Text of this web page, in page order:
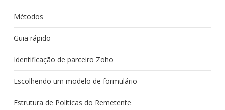
Métodos
Guia rápido
Identificação de parceiro Zoho
Escolhendo um modelo de formulário
Estrutura de Políticas do Remetente